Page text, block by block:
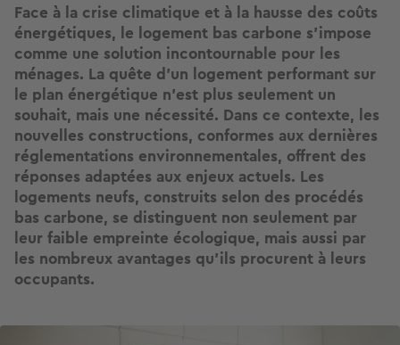
Face à la crise climatique et à la hausse des coûts
énergétiques, le logement bas carbone s'impose
comme une solution incontournable pour les
ménages. La quête d'un logement performant sur
le plan énergétique n'est plus seulement un
souhait, mais une nécessité. Dans ce contexte, les
nouvelles constructions, conformes aux dernières
réglementations environnementales, offrent des
réponses adaptées aux enjeux actuels. Les
logements neufs, construits selon des procédés
bas carbone, se distinguent non seulement par
leur faible empreinte écologique, mais aussi par
les nombreux avantages qu'ils procurent à leurs
occupants.
Image